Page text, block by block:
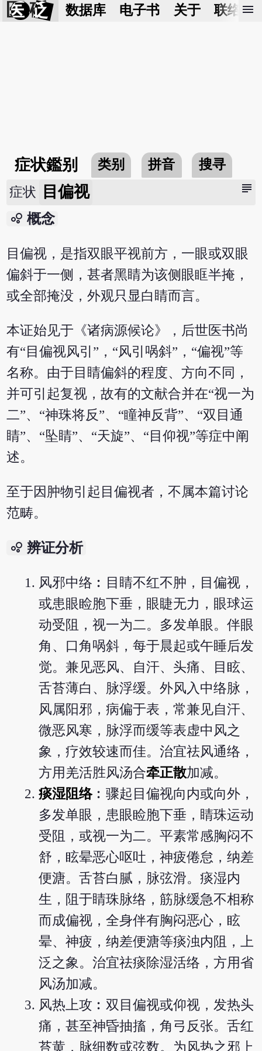
医 砭 数据库 电子书 关于 联络我
menu
症状鑑别 类别 拼音 搜寻
subject
症状 目偏视
bubble_chart 概念
目偏视，是指双眼平视前方，一眼或双眼
偏斜于一侧，甚者黑睛为该侧眼眶半掩，
或全部掩没，外观只显白睛而言。
本证始见于《诸病源候论》，后世医书尚
有“目偏视风引”，“风引㖞斜”，“偏视”等
名称。由于目睛偏斜的程度、方向不同，
并可引起复视，故有的文献合并在“视一为
二”、“神珠将反”、“瞳神反背”、“双目通
睛”、“坠睛”、“天旋”、“目仰视”等症中阐
述。
至于因肿物引起目偏视者，不属本篇讨论
范畴。
bubble_chart 辨证分析
风邪中络︰目睛不红不肿，目偏视，
或患眼睑胞下垂，眼睫无力，眼球运
动受阻，视一为二。多发单眼。伴眼
角、口角㖞斜，每于晨起或午睡后发
觉。兼见恶风、自汗、头痛、目眩、
舌苔薄白、脉浮缓。外风入中络脉，
风属阳邪，病偏于表，常兼见自汗、
微恶风寒，脉浮而缓等表虚中风之
象，疗效较速而佳。治宜祛风通络，
方用羌活胜风汤合牵正散加减。
痰湿阻络︰骤起目偏视向内或向外，
多发单眼，患眼睑胞下垂，睛珠运动
受阻，或视一为二。平素常感胸闷不
舒，眩晕恶心呕吐，神疲倦怠，纳差
便溏。舌苔白腻，脉弦滑。痰湿内
生，阻于睛珠脉络，筋脉缓急不相称
而成偏视，全身伴有胸闷恶心，眩
晕、神疲，纳差便溏等痰浊内阻，上
泛之象。治宜祛痰除湿活络，方用省
风汤加减。
风热上攻︰双目偏视或仰视，发热头
痛，甚至神昏抽搐，角弓反张。舌红
苔黄，脉细数或弦数。为风热之邪上